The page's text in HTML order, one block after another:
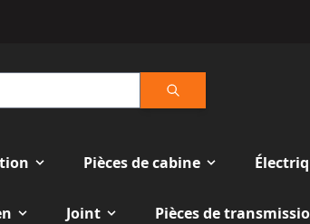
Rechercher
Pièces de cabine
Joint Pièces de